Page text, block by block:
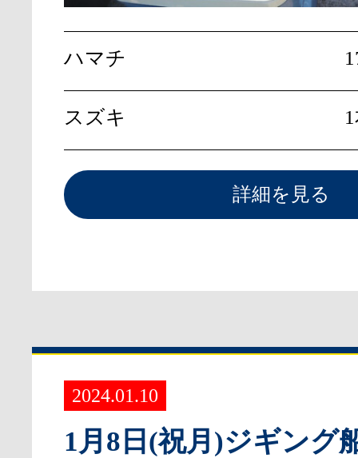
ハマチ
スズキ
詳細を見る
2024.01.10
1月8日(祝月)ジギング